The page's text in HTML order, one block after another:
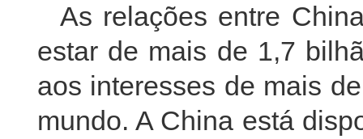
As relações entre
estar de mais de 1,7
aos interesses de mais
mundo. A China está